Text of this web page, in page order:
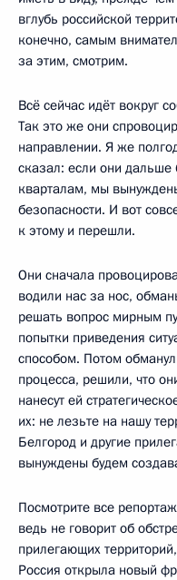
вглубь российской
конечно, самым
за этим, смотрим.
Всё сейчас идёт вокруг
Так это же они
направлении. Я же
сказал: если они дальше
кварталам, мы
безопасности. И вот
к этому и перешли.
Они сначала
водили нас за нос,
решать вопрос мирным
попытки приведения
способом. Потом
процесса, решили, что
нанесут ей
их: не лезьте на нашу
Белгород и другие
вынуждены будем
Посмотрите все
ведь не говорит об
прилегающих
Россия открыла новый